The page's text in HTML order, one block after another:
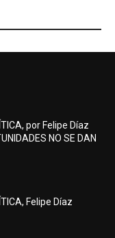
por Felipe Díaz
NO SE DAN
Felipe Díaz